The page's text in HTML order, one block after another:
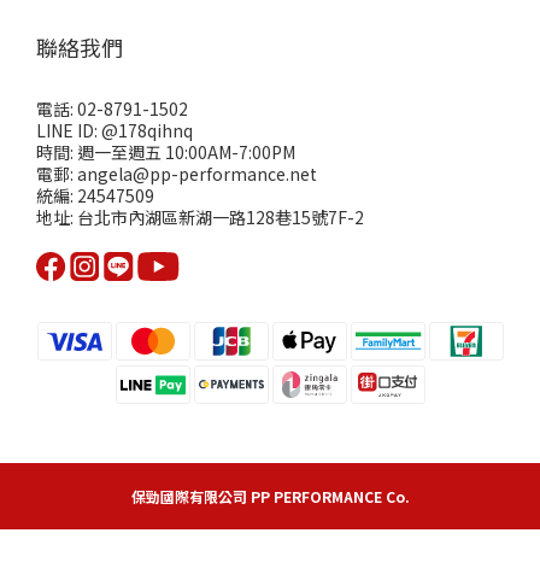
聯絡我們
電話: 02-8791-1502
LINE ID: @178qihnq
時間: 週一至週五 10:00AM-7:00PM
電郵: angela@pp-performance.net
統編: 24547509
地址: 台北市內湖區新湖一路128巷15號7F-2
保勁國際有限公司 PP PERFORMANCE Co.